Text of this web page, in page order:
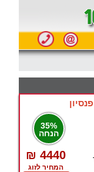
35%
הנחה
₪ 4440
המחיר לזוג